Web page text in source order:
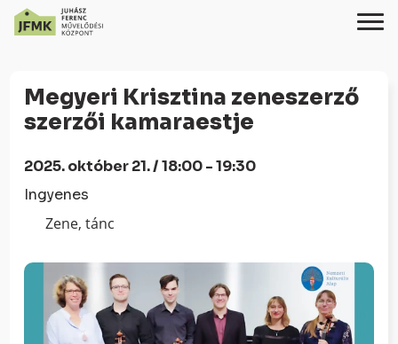
Content
navigációhoz
Megyeri Krisztina zeneszerző
szerzői kamaraestje
2025. október 21. / 18:00 - 19:30
Ingyenes
Zene, tánc